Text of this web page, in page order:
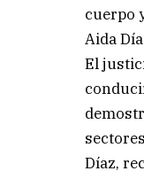
cuerpo
Aida
El
Díaz,